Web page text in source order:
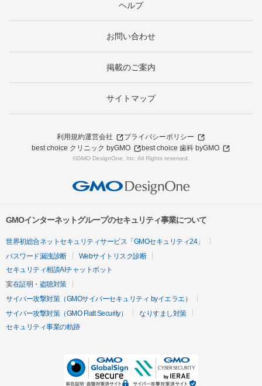
ヘルプ
お問い合わせ
掲載のご案内
サイトマップ
利用規約運営会社
プライバシーポリシー
best choice クリニック byGMO
best choice 歯科 byGMO
©GMO DesignOne, Inc. All Rights reserved.
GMOインターネットグループのセキュリティ事業について
世界初総合ネットセキュリティサービス「GMOセキュリティ24」
パスワード漏洩診断
Webサイトリスク診断
セキュリティ相談AIチャットボット
実在証明・盗聴対策
サイバー攻撃対策（GMOサイバーセキュリティ byイエラエ）
サイバー攻撃対策（GMO Flatt Security）
なりすまし対策
セキュリティ事業の軌跡